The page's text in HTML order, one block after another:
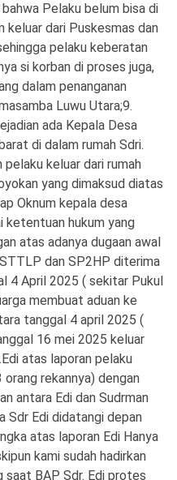
Pelaku belum bisa di
keluar dari Puskesmas dan
pelaku keberatan
si korban di proses juga,
dalam penanganan
Luwu Utara;9.
ada Kepala Desa
di dalam rumah Sdri.
keluar dari rumah
yang dimaksud diatas
Oknum kepala desa
hukum yang
atas adanya dugaan awal
dan SP2HP diterima
4 April 2025 ( sekitar Pukul
membuat aduan ke
tanggal 4 april 2025 (
16 mei 2025 keluar
atas laporan pelaku
rekannya) dengan
antara Edi dan Sudrman
Sdr Edi didatangi depan
atas laporan Edi Hanya
kami sudah hadirkan
saat BAP Sdr. Edi protes